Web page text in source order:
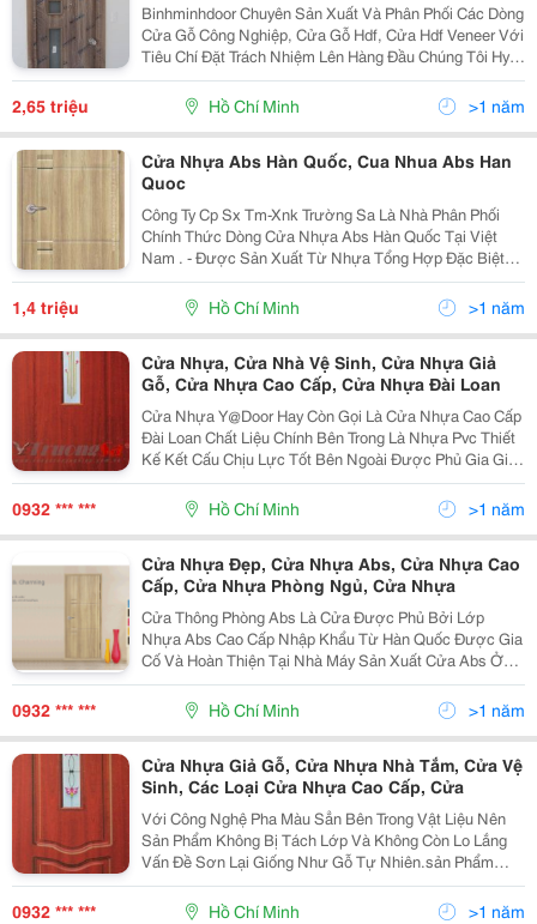
Binhminhdoor Chuyên Sản Xuất Và Phân Phối Các Dòng
Cửa Gỗ Công Nghiệp, Cửa Gỗ Hdf, Cửa Hdf Veneer Với
Tiêu Chí Đặt Trách Nhiệm Lên Hàng Đầu Chúng Tôi Hy
Vọng Sẽ Hổ Trợ Khách Hàng Tìm Ra Phương Án Tốt
Nhất Cho Ngôi Nhà Bạn. Sau Đây Trường Sa Xin Gi
2,65 triệu Hồ Chí Minh >1 năm
Cửa Nhựa Abs Hàn Quốc, Cua Nhua Abs Han
Quoc
Công Ty Cp Sx Tm-Xnk Trường Sa Là Nhà Phân Phối
Chính Thức Dòng Cửa Nhựa Abs Hàn Quốc Tại Việt
Nam . - Được Sản Xuất Từ Nhựa Tổng Hợp Đặc Biệt
Abs (Acrylonitrile Butadiene Styrene) Và Các Chất Phụ
Gia Nên Không Gây Hại Cho Sức Khoẻ Con Người, Bảo
1,4 triệu Hồ Chí Minh >1 năm
Cửa Nhựa, Cửa Nhà Vệ Sinh, Cửa Nhựa Giả
Gỗ, Cửa Nhựa Cao Cấp, Cửa Nhựa Đài Loan
Cửa Nhựa Y@Door Hay Còn Gọi Là Cửa Nhựa Cao Cấp
Đài Loan Chất Liệu Chính Bên Trong Là Nhựa Pvc Thiết
Kế Kết Cấu Chịu Lực Tốt Bên Ngoài Được Phủ Gia Giả
Gỗ Cao Cấp Có Khả Năng Chịu Nước Rất Tốt Thích
Hợp Cho Nhà Vệ Sinh Và Cửa Phòng. Với Công Nghê
0932 *** *** Hồ Chí Minh >1 năm
Cửa Nhựa Đẹp, Cửa Nhựa Abs, Cửa Nhựa Cao
Cấp, Cửa Nhựa Phòng Ngủ, Cửa Nhựa
Cửa Thông Phòng Abs Là Cửa Được Phủ Bởi Lớp
Nhựa Abs Cao Cấp Nhập Khẩu Từ Hàn Quốc Được Gia
Cố Và Hoàn Thiện Tại Nhà Máy Sản Xuất Cửa Abs Ở
Việt Nam. Kích Thước Cửa: Rộng 900 X Cao 2100 Cửa
Abs Hàn Quốc Được Trang Trí Bởi Những Đường Viền
0932 *** *** Hồ Chí Minh >1 năm
Cửa Nhựa Giả Gỗ, Cửa Nhựa Nhà Tắm, Cửa Vệ
Sinh, Các Loại Cửa Nhựa Cao Cấp, Cửa
Với Công Nghệ Pha Màu Sẳn Bên Trong Vật Liệu Nên
Sản Phẩm Không Bị Tách Lớp Và Không Còn Lo Lắng
Vấn Đề Sơn Lại Giống Như Gỗ Tự Nhiên.sản Phẩm
Cửa Nhựa Giả Gỗ Hay Còn Gọi Là Cửa Nhựa Y@Door ,
Cửa Nhựa Đài Loan Cải Tiến Chí
0932 *** *** Hồ Chí Minh >1 năm